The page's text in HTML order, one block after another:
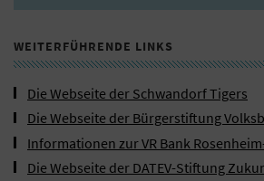
WEITERFÜHRENDE LINKS
Die Webseite der Schwandorf Tigers
Die Webseite der Bürgerstiftung
Informationen zur VR Bank
Die Webseite der DATEV-Stiftung